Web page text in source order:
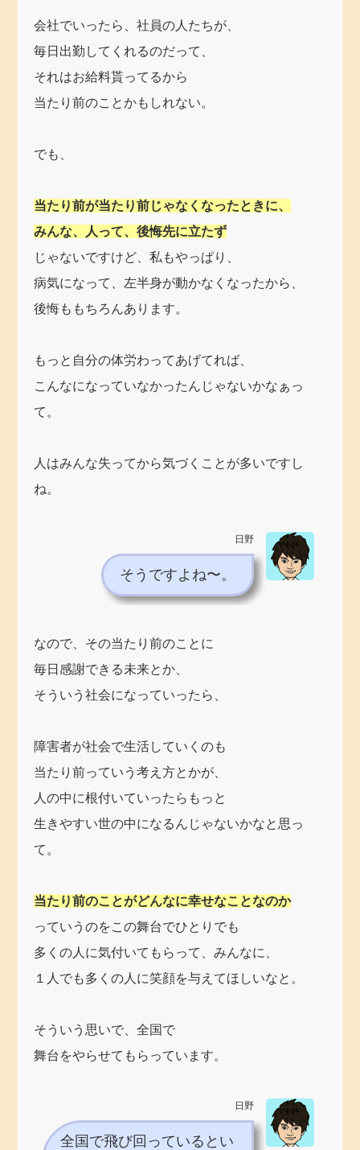
会社でいったら、社員の人たちが、
毎日出勤してくれるのだって、
それはお給料貰ってるから
当たり前のことかもしれない。
でも、
当たり前が当たり前じゃなくなったときに、
みんな、人って、後悔先に立たず
じゃないですけど、私もやっぱり、
病気になって、左半身が動かなくなったから、
後悔ももちろんあります。
もっと自分の体労わってあげてれば、
こんなになっていなかったんじゃないかなぁっ
て。
人はみんな失ってから気づくことが多いですし
ね。
日野
そうですよね〜。
なので、その当たり前のことに
毎日感謝できる未来とか、
そういう社会になっていったら、
障害者が社会で生活していくのも
当たり前っていう考え方とかが、
人の中に根付いていったらもっと
生きやすい世の中になるんじゃないかなと思っ
て。
当たり前のことがどんなに幸せなことなのか
っていうのをこの舞台でひとりでも
多くの人に気付いてもらって、みんなに、
１人でも多くの人に笑顔を与えてほしいなと。
そういう思いで、全国で
舞台をやらせてもらっています。
日野
全国で飛び回っているとい